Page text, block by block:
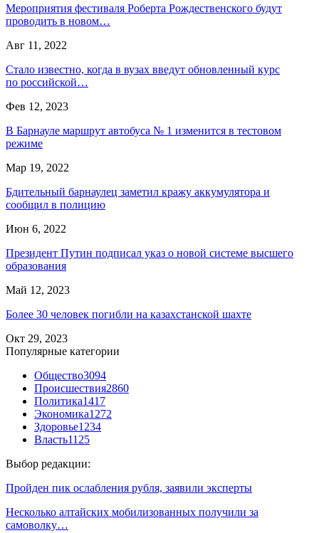
Мероприятия фестиваля Роберта Рождественского будут
проводить в новом…
Авг 11, 2022
Стало известно, когда в вузах введут обновленный курс
по российской…
Фев 12, 2023
В Барнауле маршрут автобуса № 1 изменится в тестовом
режиме
Мар 19, 2022
Бдительный барнаулец заметил кражу аккумулятора и
сообщил в полицию
Июн 6, 2022
Президент Путин подписал указ о новой системе высшего
образования
Май 12, 2023
Более 30 человек погибли на казахстанской шахте
Окт 29, 2023
Популярные категории
Общество3094
Происшествия2860
Политика1417
Экономика1272
Здоровье1234
Власть1125
Выбор редакции:
Пройден пик ослабления рубля, заявили эксперты
Несколько алтайских мобилизованных получили за
самоволку…